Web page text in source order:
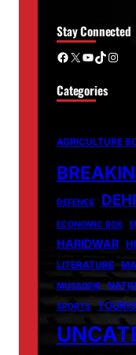
Stay Connected
Facebook X YouTube TikTok Instagram
Categories
AGRICULTURE
DEFENCE
ECONOMIC BOX
HARIDWAR
LITERATURE
MUSSORIE
SPORTS